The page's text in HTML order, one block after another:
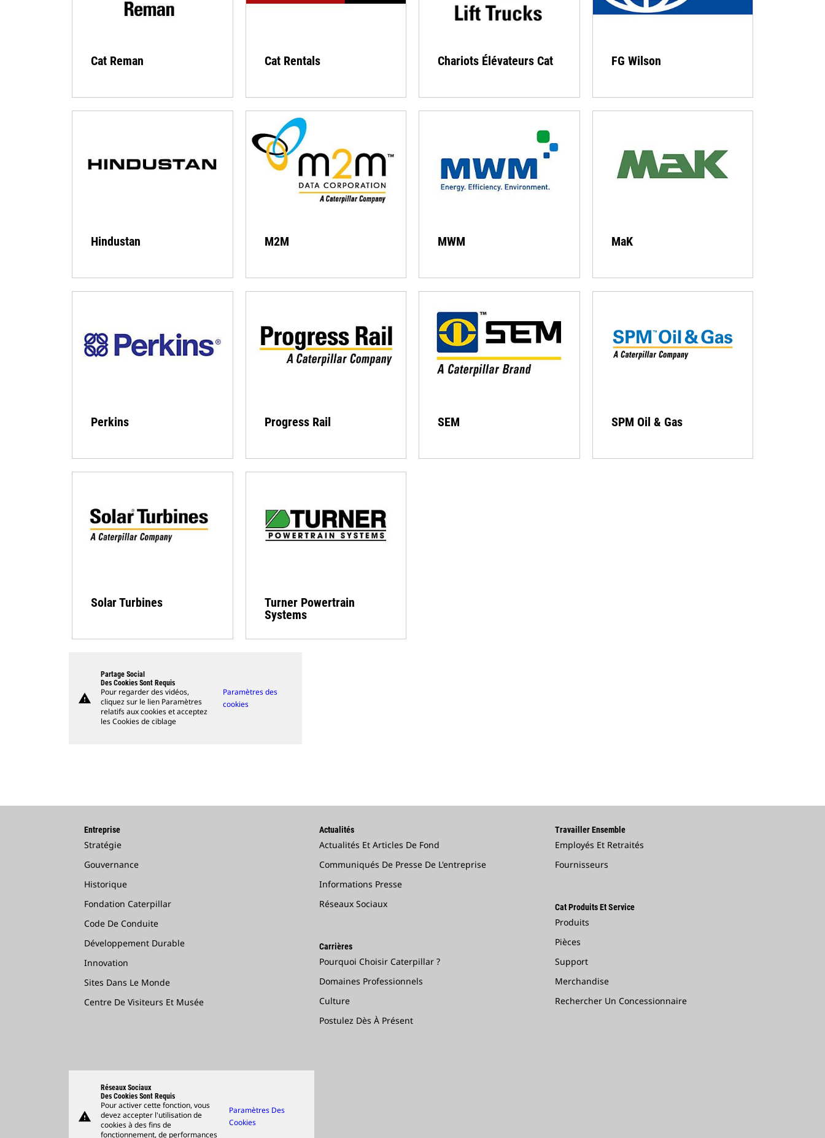
Cat Reman Cat Rentals Chariots Élévateurs Cat FG Wilson
Hindustan M2M MWM MaK
Perkins Progress Rail SEM SPM Oil & Gas
Solar Turbines
Turner Powertrain
Systems
warning
Partage Social
Des Cookies Sont Requis
Pour regarder des vidéos,
cliquez sur le lien Paramètres
relatifs aux cookies et acceptez
les Cookies de ciblage
Paramètres des
cookies
Entreprise
Stratégie
Gouvernance
Historique
Fondation Caterpillar
Code De Conduite
Développement Durable
Innovation
Sites Dans Le Monde
Centre De Visiteurs Et Musée
Actualités
Actualités Et Articles De Fond
Communiqués De Presse De L'entreprise
Informations Presse
Réseaux Sociaux
Carrières
Pourquoi Choisir Caterpillar ?
Domaines Professionnels
Culture
Postulez Dès À Présent
Travailler Ensemble
Employés Et Retraités
Fournisseurs
Cat Produits Et Service
Produits
Pièces
Support
Merchandise
Rechercher Un Concessionnaire
warning
Réseaux Sociaux
Des Cookies Sont Requis
Pour activer cette fonction, vous
devez accepter l'utilisation de
cookies à des fins de
fonctionnement, de performances
Paramètres Des
Cookies